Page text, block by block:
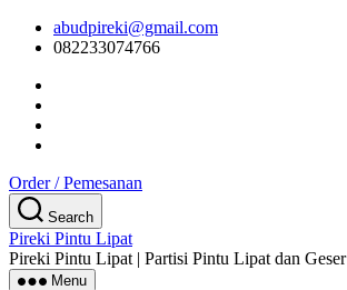
Skip
content
abudpireki@gmail.com
082233074766
Order / Pemesanan
Search
Pireki Pintu Lipat
Pireki Pintu Lipat | Partisi Pintu Lipat dan Geser
Menu